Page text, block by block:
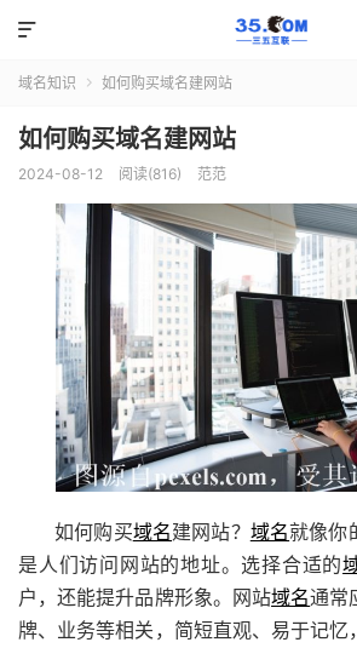

域名知识  如何购买域名建网站
如何购买域名建网站
2024-08-12 阅读(816) 范范
如何购买域名建网站？ 域名就像你
是人们访问网站的地址。选择合适的
户，还能提升品牌形象。网站域名通常
牌、业务等相关，简短直观、易于记忆